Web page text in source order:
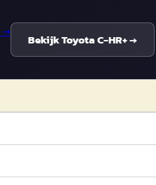
→
BekijkToyota C-HR+→